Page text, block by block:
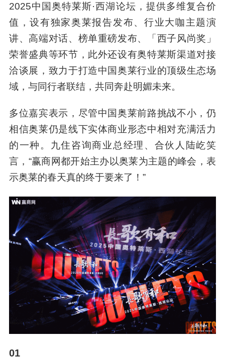
2025中国奥特莱斯·西湖论坛，提供多维复合价
值，设有独家奥莱报告发布、行业大咖主题演
讲、高端对话、榜单重磅发布、「西子风尚奖」
荣誉盛典等环节，此外还设有奥特莱斯渠道对接
洽谈展，致力于打造中国奥莱行业的顶级生态场
域，与同行者联结，共同奔赴明媚未来。
多位嘉宾表示，尽管中国奥莱前路挑战不小，仍
相信奥莱仍是线下实体商业形态中相对充满活力
的一种。九住咨询商业总经理、合伙人陆屹笑
言，“赢商网都开始主办以奥莱为主题的峰会，表
示奥莱的春天真的终于要来了！”
01